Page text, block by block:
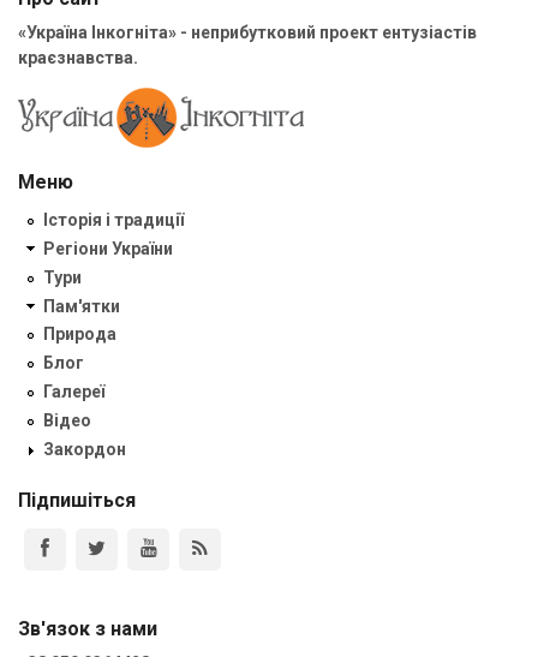
«Україна Інкогніта» - неприбутковий проект ентузіастів
краєзнавства.
Меню
Історія і традиції
Регіони України
Тури
Пам'ятки
Природа
Блог
Галереї
Відео
Закордон
Підпишіться
Зв'язок з нами